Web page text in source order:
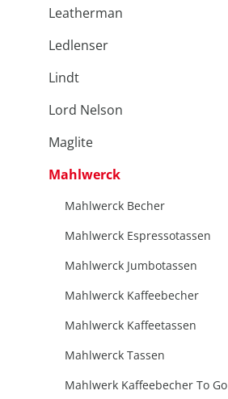
Leatherman
Ledlenser
Lindt
Lord Nelson
Maglite
Mahlwerck
Mahlwerck Becher
Mahlwerck Espressotassen
Mahlwerck Jumbotassen
Mahlwerck Kaffeebecher
Mahlwerck Kaffeetassen
Mahlwerck Tassen
Mahlwerk Kaffeebecher To Go